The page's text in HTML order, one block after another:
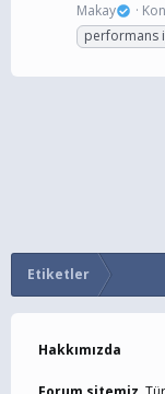
Makay
performans
Etiketler
Hakkımızda